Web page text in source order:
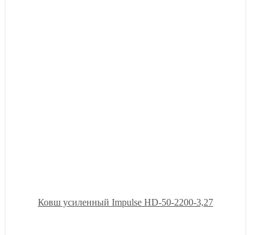
Ковш усиленный Impulse HD-50-2200-3,27